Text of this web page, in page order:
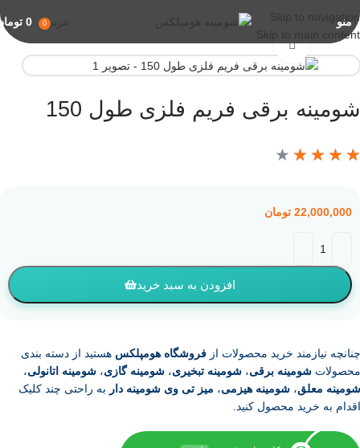
Skip to navigation
Skip to main content
منو عربي0
0
برای بزرگنمایی کلیک کنید
برقی فریم فلزی طول 150
★
★
★
★
22,000,000 تومان
افزودن به سبد خرید
نیازمند خرید محصولات از فروشگاه هومپلکس هستید از دسته بندی
شومینه برقی، شومینه تبخیری، شومینه گازی، شومینه اتانولی،
معلق، شومینه هیزمی، میز تی وی شومینه دار به راحتی چند کلیک
به خرید محصول کنید.